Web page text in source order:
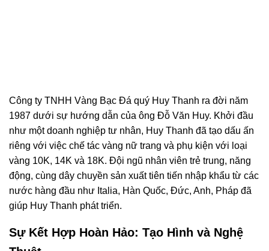
Công ty TNHH Vàng Bạc Đá quý Huy Thanh ra đời năm
1987 dưới sự hướng dẫn của ông Đỗ Văn Huy. Khởi đầu
như một doanh nghiệp tư nhân, Huy Thanh đã tạo dấu ấn
riêng với việc chế tác vàng nữ trang và phụ kiện với loại
vàng 10K, 14K và 18K. Đội ngũ nhân viên trẻ trung, năng
động, cùng dây chuyền sản xuất tiên tiến nhập khẩu từ các
nước hàng đầu như Italia, Hàn Quốc, Đức, Anh, Pháp đã
giúp Huy Thanh phát triển.
Sự Kết Hợp Hoàn Hảo: Tạo Hình và Nghệ